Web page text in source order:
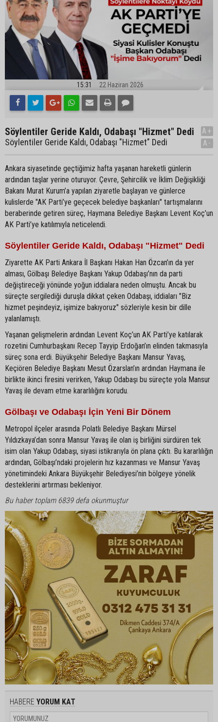
15:31 22 Haziran 2026
Söylentiler Geride Kaldı, Odabaşı "Hizmet" Dedi
Söylentiler Geride Kaldı, Odabaşı "Hizmet" Dedi
A+
A-
Ankara siyasetinde geçtiğimiz hafta yaşanan hareketli günlerin
ardından taşlar yerine oturuyor. Çevre, Şehircilik ve İklim Değişikliği
Bakanı Murat Kurum’a yapılan ziyaretle başlayan ve günlerce
kulislerde "AK Parti’ye geçecek belediye başkanları" tartışmalarını
beraberinde getiren süreç, Haymana Belediye Başkanı Levent Koç’un
AK Parti’ye katılımıyla neticelendi.
Söylentiler Geride Kaldı, Odabaşı "Hizmet" Dedi
Ziyarette AK Parti Ankara İl Başkanı Hakan Han Özcan’ın da yer
alması, Gölbaşı Belediye Başkanı Yakup Odabaşı’nın da parti
değiştireceği yönünde yoğun iddialara neden olmuştu. Ancak bu
süreçte sergilediği duruşla dikkat çeken Odabaşı, iddiaları "Biz
hizmet peşindeyiz, işimize bakıyoruz" sözleriyle kesin bir dille
yalanlamıştı.
Yaşanan gelişmelerin ardından Levent Koç’un AK Parti’ye katılarak
rozetini Cumhurbaşkanı Recep Tayyip Erdoğan’ın elinden takmasıyla
süreç sona erdi. Büyükşehir Belediye Başkanı Mansur Yavaş,
Keçiören Belediye Başkanı Mesut Özarslan’ın ardından Haymana ile
birlikte ikinci firesini verirken, Yakup Odabaşı bu süreçte yola Mansur
Yavaş ile devam etme kararlılığını korudu.
Gölbaşı ve Odabaşı İçin Yeni Bir Dönem
Metropol ilçeler arasında Polatlı Belediye Başkanı Mürsel
Yıldızkaya’dan sonra Mansur Yavaş ile olan iş birliğini sürdüren tek
isim olan Yakup Odabaşı, siyasi istikrarıyla ön plana çıktı. Bu kararlılığın
ardından, Gölbaşı’ndaki projelerin hız kazanması ve Mansur Yavaş
yönetimindeki Ankara Büyükşehir Belediyesi’nin bölgeye yönelik
desteklerini artırması bekleniyor.
Bu haber toplam 6839 defa okunmuştur
HABERE YORUM KAT